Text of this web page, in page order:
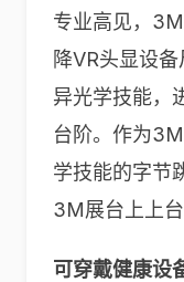
专业高见，
降VR头显设
异光学技能，
台阶。作为
学技能的字节
3M展台上上台
可穿戴健康设